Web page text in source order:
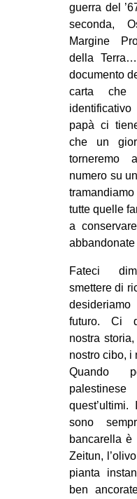
guerra del
seconda,
Margine
della
documento
carta che
papà ci
che un
torneremo
numero su
tutte quelle
a
abbandonate
Fateci
smettere di
futuro. Ci
nostra
nostro cibo, i
Quando
sono
bancarella è
Zeitun,
pianta
ben